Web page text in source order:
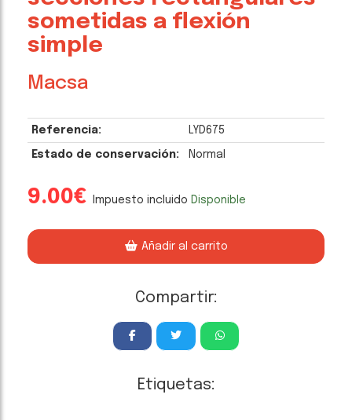
sometidas a flexión
simple
Macsa
Referencia: LYD675
Estado de conservación: Normal
9.00€ Impuesto incluido Disponible
Añadir al carrito
Compartir:
Etiquetas: